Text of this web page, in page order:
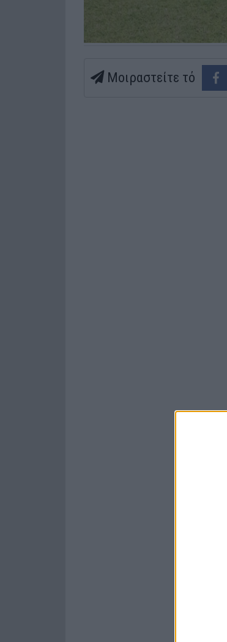
Μοιραστείτε τό